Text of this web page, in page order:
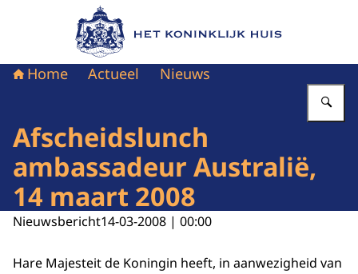
Naar de homepage van Het Koninklijk Huis
Home Actueel Nieuws
Afscheidslunch
ambassadeur Australië,
14 maart 2008
Nieuwsbericht14-03-2008 | 00:00
Hare Majesteit de Koningin heeft, in aanwezigheid van